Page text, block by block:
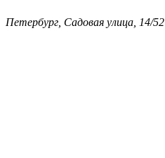
Петербург, Садовая улица, 14/52